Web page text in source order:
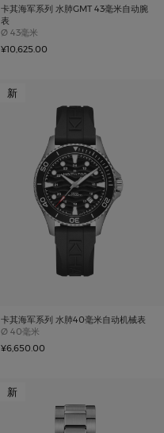
卡其海军系列 水肺GMT 43毫米自动腕
表
Ø Case size
43毫米
¥10,625.00
新
卡其海军系列 水肺40毫米自动机械表
Ø Case size
40毫米
¥6,650.00
新